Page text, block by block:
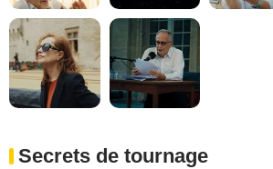
Secrets de tournage